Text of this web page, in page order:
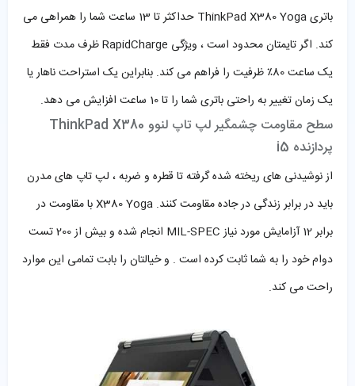
باتری ThinkPad X380 Yoga حداکثر تا 13 ساعت شما را همراهی می
کند. اگر تایمتان محدود است ، ویژگی RapidCharge ظرف مدت فقط
یک ساعت 80٪ ظرفیت را فراهم می کند. بنابراین یک استراحت ناهار یا
یک زمان تغییر به راحتی باتری شما را تا 10 ساعت افزایش می دهد.
سطح مقاومت چشمگیر لپ تاپ لنوو ThinkPad X380
پردازنده i5
از نوشیدنی های ریخته شده گرفته تا قطره و ضربه ، لپ تاپ های مدرن
باید در برابر زندگی در جاده مقاومت کنند. X380 Yoga با مقاومت در
برابر 12 آزامایش مورد نیاز MIL-SPEC انجام شده و بیش از 200 تست
دوام خود را به شما ثابت کرده است . و خیالتان را بابت تمامی این موارد
راحت می کند.